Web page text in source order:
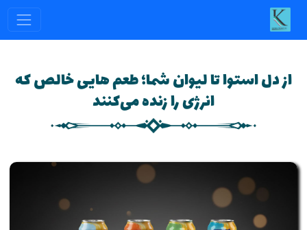
از دل استوا تا لیوان شما؛ طعم هایی خالص که
انرژی را زنده می‌کنند